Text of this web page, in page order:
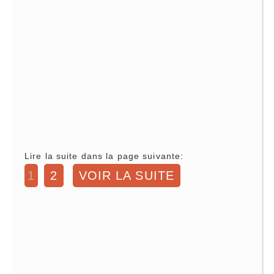
Lire la suite dans la page suivante:
1 2 VOIR LA SUITE